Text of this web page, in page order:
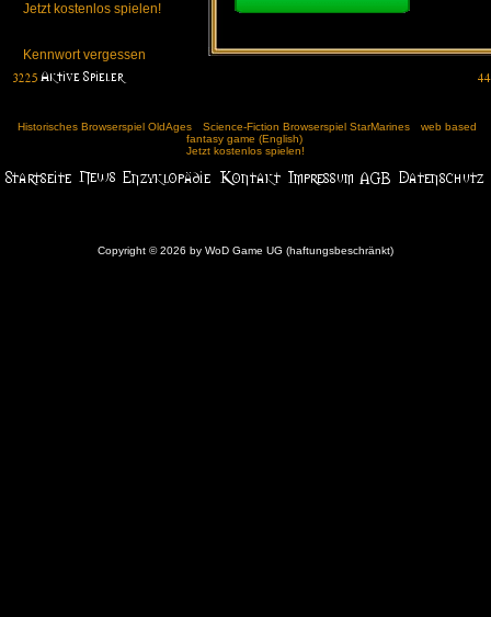
Jetzt kostenlos spielen!
Kennwort vergessen
Historisches Browserspiel OldAges Science-Fiction Browserspiel StarMarines
web based
fantasy game (English)
Jetzt kostenlos spielen!
Copyright © 2026 by WoD Game UG (haftungsbeschränkt)